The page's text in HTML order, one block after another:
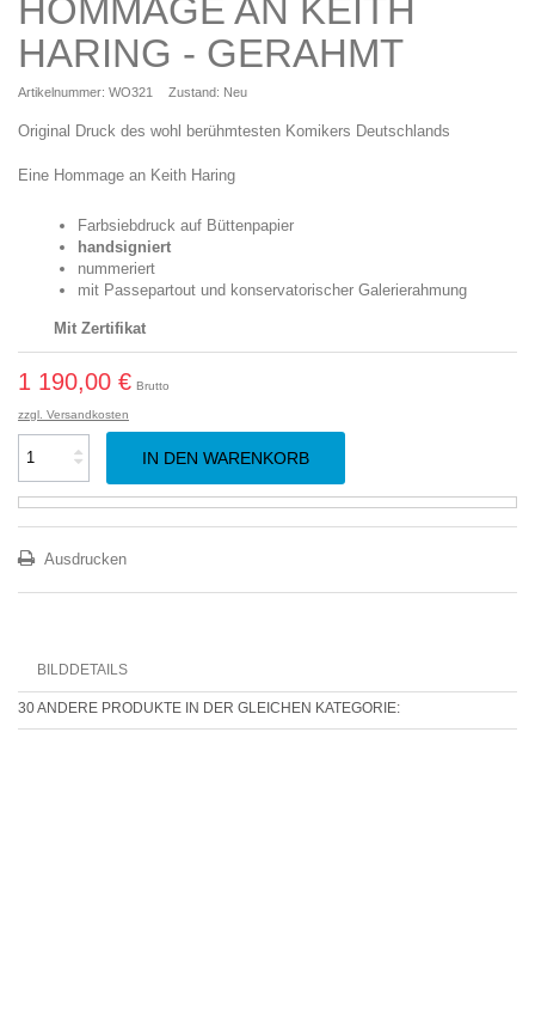
HOMMAGE AN KEITH
HARING - GERAHMT
Artikelnummer: WO321 Zustand: Neu
Original Druck des wohl berühmtesten Komikers Deutschlands
Eine Hommage an Keith Haring
Farbsiebdruck auf Büttenpapier
handsigniert
nummeriert
mit Passepartout und konservatorischer Galerierahmung
Mit Zertifikat
1 190,00 € Brutto
zzgl. Versandkosten
IN DEN WARENKORB
Ausdrucken
BILDDETAILS
30 ANDERE PRODUKTE IN DER GLEICHEN KATEGORIE: